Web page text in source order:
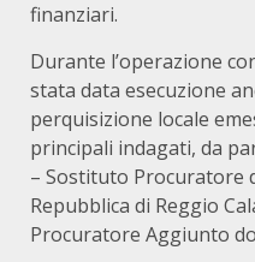
finanziari.
Durante l’operazione
stata data esecuzione
perquisizione locale
principali indagati, da
– Sostituto Procuratore
Repubblica di Reggio
Procuratore Aggiunto